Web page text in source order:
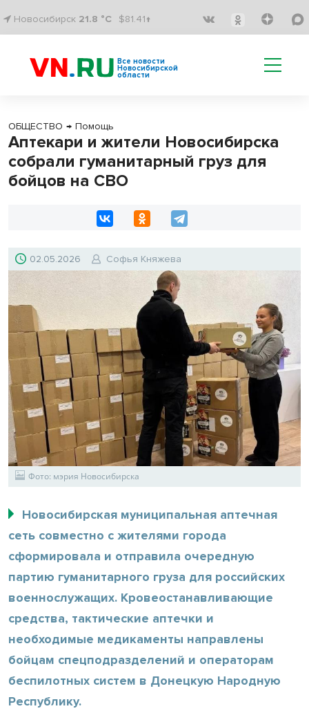
Новосибирск 21.8 °C $81.41↑
Все новости
Новосибирской
области
ОБЩЕСТВО → Помощь
Аптекари и жители Новосибирска
собрали гуманитарный груз для
бойцов на СВО
02.05.2026 Софья Княжева
Фото: мэрия Новосибирска
Новосибирская муниципальная аптечная
сеть совместно с жителями города
сформировала и отправила очередную
партию гуманитарного груза для российских
военнослужащих. Кровеостанавливающие
средства, тактические аптечки и
необходимые медикаменты направлены
бойцам спецподразделений и операторам
беспилотных систем в Донецкую Народную
Республику.